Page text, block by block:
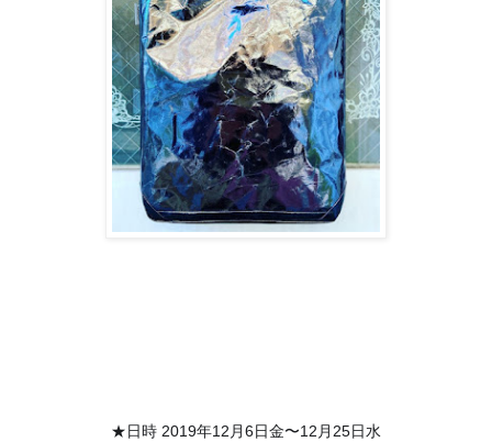
★日時 2019年12月6日金〜12月25日水